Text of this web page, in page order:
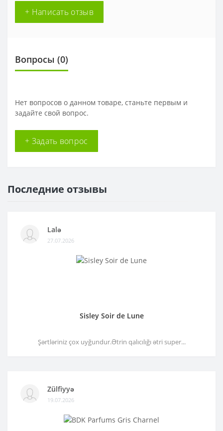
+ Написать отзыв
Вопросы (0)
Нет вопросов о данном товаре, станьте первым и
задайте свой вопрос.
+ Задать вопрос
Последние отзывы
Lalə
27.07.2026
Sisley Soir de Lune
Şərtləriniz çox uyğundur.Ətrin qalıcılığı ətri super...
Zülfiyyə
19.07.2026